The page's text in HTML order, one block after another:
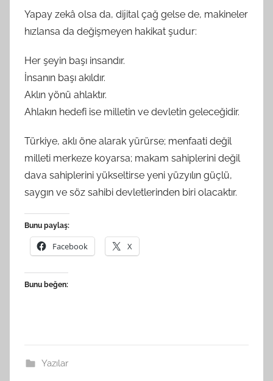
Yapay zekâ olsa da, dijital çağ gelse de, makineler
hızlansa da değişmeyen hakikat şudur:
Her şeyin başı insandır.
İnsanın başı akıldır.
Aklın yönü ahlaktır.
Ahlakın hedefi ise milletin ve devletin geleceğidir.
Türkiye, aklı öne alarak yürürse; menfaati değil
milleti merkeze koyarsa; makam sahiplerini değil
dava sahiplerini yükseltirse yeni yüzyılın güçlü,
saygın ve söz sahibi devletlerinden biri olacaktır.
Bunu paylaş:
Facebook X
Bunu beğen:
Yazılar